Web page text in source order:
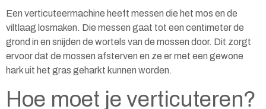
Een verticuteermachine heeft messen die het mos en de
viltlaag losmaken. Die messen gaat tot een centimeter de
grond in en snijden de wortels van de mossen door. Dit zorgt
ervoor dat de mossen afsterven en ze er met een gewone
hark uit het gras geharkt kunnen worden.
Hoe moet je verticuteren?